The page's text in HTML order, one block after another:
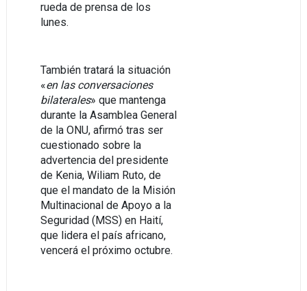
rueda de prensa de los
lunes.
También tratará la situación
«en las conversaciones
bilaterales» que mantenga
durante la Asamblea General
de la ONU, afirmó tras ser
cuestionado sobre la
advertencia del presidente
de Kenia, Wiliam Ruto, de
que el mandato de la Misión
Multinacional de Apoyo a la
Seguridad (MSS) en Haití,
que lidera el país africano,
vencerá el próximo octubre.